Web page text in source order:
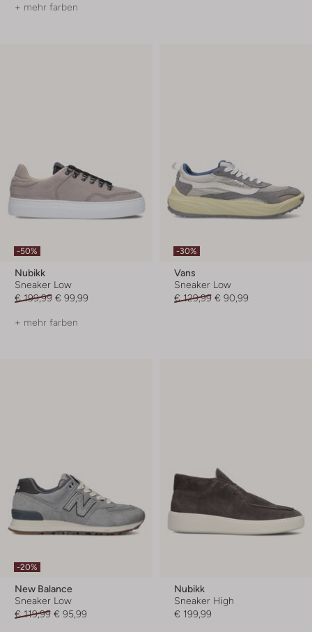
+ mehr farben
-50%
Nubikk
Sneaker Low
€ 199,99 € 99,99
+ mehr farben
-30%
Vans
Sneaker Low
€ 129,99 € 90,99
-20%
New Balance
Sneaker Low
€ 119,99 € 95,99
Nubikk
Sneaker High
€ 199,99